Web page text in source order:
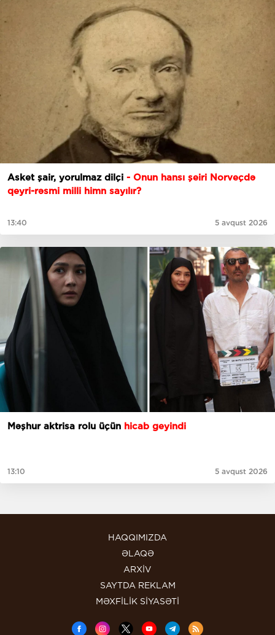
Asket şair, yorulmaz dilçi - Onun hansı şeiri Norveçdə
qeyri-rəsmi milli himn sayılır?
13:40 5 avqust 2026
Məşhur aktrisa rolu üçün hicab geyindi
13:10 5 avqust 2026
HAQQIMIZDA
ƏLAQƏ
ARXİV
SAYTDA REKLAM
MƏXFİLİK SİYASƏTİ